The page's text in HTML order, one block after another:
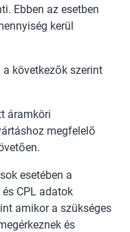
Ebben az esetben
kerül
következők szerint
áramköri
megfelelő
esetében a
CPL adatok
amikor a szükséges
és